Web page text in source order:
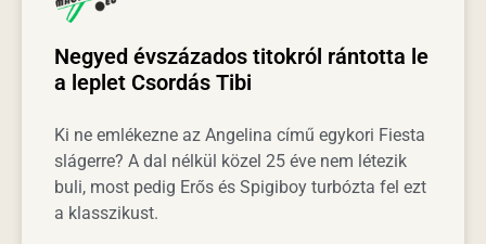
Negyed évszázados titokról rántotta le
a leplet Csordás Tibi
Ki ne emlékezne az Angelina című egykori Fiesta
slágerre? A dal nélkül közel 25 éve nem létezik
buli, most pedig Erős és Spigiboy turbózta fel ezt
a klasszikust.